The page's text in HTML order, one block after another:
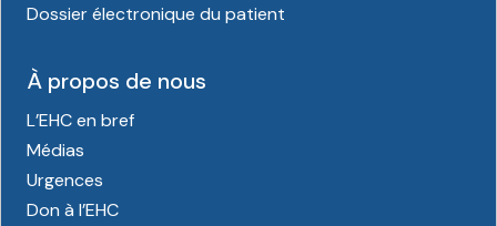
Dossier électronique du patient
À propos de nous
L’EHC en bref
Médias
Urgences
Don à l’EHC